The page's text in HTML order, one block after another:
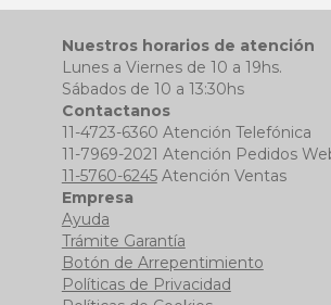
Nuestros horarios de atención
Lunes a Viernes de 10 a 19hs.
Sábados de 10 a 13:30hs
Contactanos
11-4723-6360 Atención Telefónica
11-7969-2021 Atención Pedidos
11-5760-6245Atención Ventas
Empresa
Ayuda
Trámite Garantía
Botón de Arrepentimiento
Políticas de Privacidad